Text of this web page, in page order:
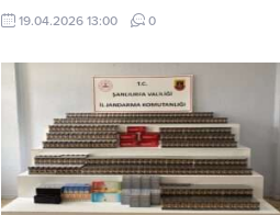
indirdi. Üç ilçede eş zamanlı
gerçekleştirilen faaliyetlerde çeşitli
şüpheli hakkında adli işlem başlatıldı.
Haber Merkezi – Şanlıurfa Valiliği İl Basın
ve Halkla İlişkiler Müdürlüğü’nden yapılan
açıklamaya göre, İl Jandarma Komutanlığı
tarafından “Narkotik Suçlarla...
19.04.2026 13:00 0